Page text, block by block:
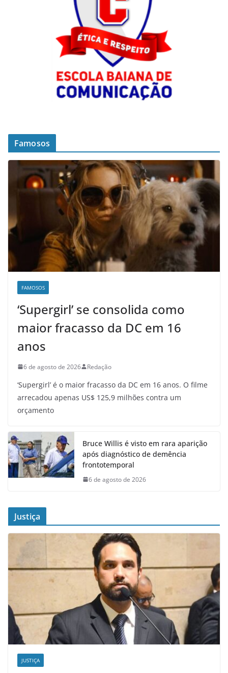
Famosos
FAMOSOS
‘Supergirl’ se consolida como
maior fracasso da DC em 16
anos
6 de agosto de 2026 Redação
‘Supergirl’ é o maior fracasso da DC em 16 anos. O filme
arrecadou apenas US$ 125,9 milhões contra um
orçamento
Bruce Willis é visto em rara aparição
após diagnóstico de demência
frontotemporal
6 de agosto de 2026
Justiça
JUSTIÇA